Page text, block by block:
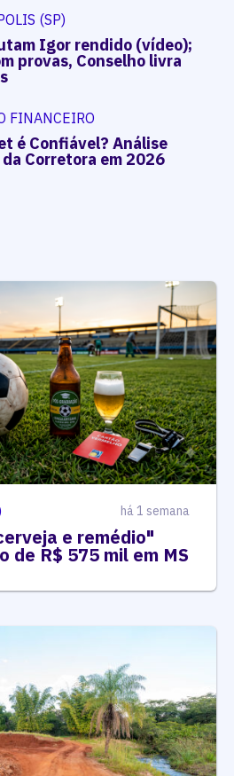
(SP)
Igor rendido (vídeo);
provas, Conselho livra
FINANCEIRO
é Confiável? Análise
Corretora em 2026
há 1 semana
e remédio"
de R$ 575 mil em MS